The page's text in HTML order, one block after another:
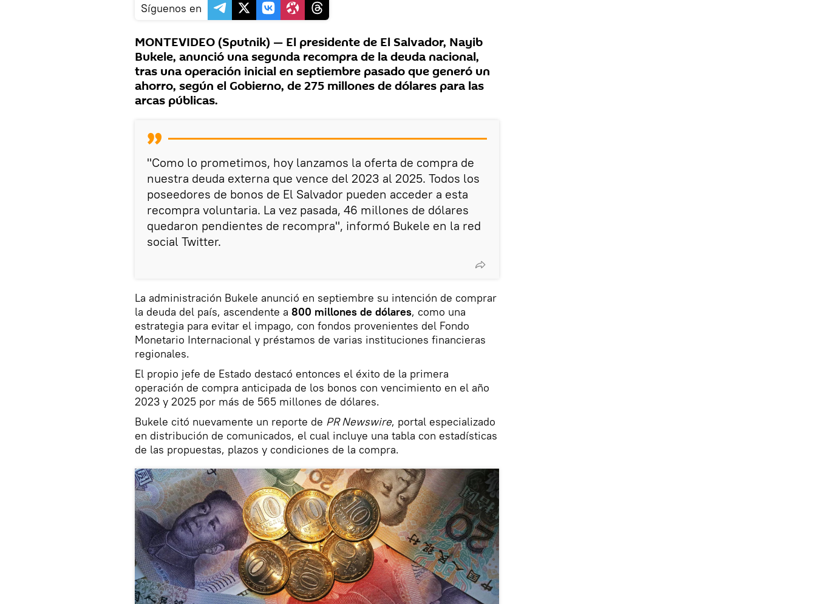
Síguenos en
MONTEVIDEO (Sputnik) — El presidente de El Salvador, Nayib
Bukele, anunció una segunda recompra de la deuda nacional,
tras una operación inicial en septiembre pasado que generó un
ahorro, según el Gobierno, de 275 millones de dólares para las
arcas públicas.
"Como lo prometimos, hoy lanzamos la oferta de compra de
nuestra deuda externa que vence del 2023 al 2025. Todos los
poseedores de bonos de El Salvador pueden acceder a esta
recompra voluntaria. La vez pasada, 46 millones de dólares
quedaron pendientes de recompra", informó Bukele en la red
social Twitter.
La administración Bukele anunció en septiembre su intención de comprar
la deuda del país, ascendente a 800 millones de dólares, como una
estrategia para evitar el impago, con fondos provenientes del Fondo
Monetario Internacional y préstamos de varias instituciones financieras
regionales.
El propio jefe de Estado destacó entonces el éxito de la primera
operación de compra anticipada de los bonos con vencimiento en el año
2023 y 2025 por más de 565 millones de dólares.
Bukele citó nuevamente un reporte de PR Newswire, portal especializado
en distribución de comunicados, el cual incluye una tabla con estadísticas
de las propuestas, plazos y condiciones de la compra.